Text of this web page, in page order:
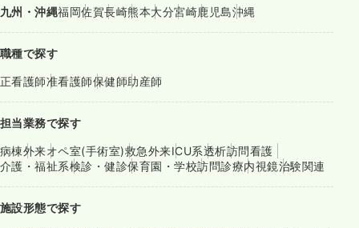
九州・沖縄福岡佐賀長崎熊本大分宮崎鹿児島沖縄
職種で探す
正看護師准看護師保健師助産師
担当業務で探す
病棟外来オペ室(手術室)救急外来ICU系透析訪問看護
介護・福祉系検診・健診保育園・学校訪問診療内視鏡治験関連
施設形態で探す